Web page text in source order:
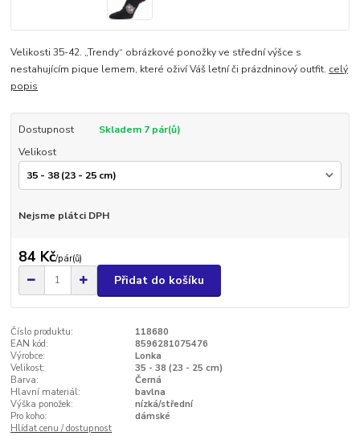
Velikosti 35-42. „Trendy“ obrázkové ponožky ve střední výšce s
nestahujícím pique lemem, které oživí Váš letní či prázdninový outfit. celý
popis
Dostupnost
Skladem 7 pár(ů)
Velikost
Nejsme plátci DPH
84 Kč/pár(ů)
Přidat do košíku
Číslo produktu:
118680
EAN kód:
8596281075476
Výrobce:
Lonka
Velikost:
35 - 38 (23 - 25 cm)
Barva:
Černá
Hlavní materiál:
bavlna
Výška ponožek:
nízká/střední
Pro koho:
dámské
Hlídat cenu / dostupnost